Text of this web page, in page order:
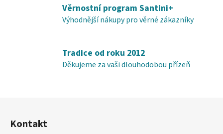
k
y
v
p
i
s
Věrnostní program Santini+
Výhodnější nákupy pro věrné zákazníky
Tradice od roku 2012
Děkujeme za vaši dlouhodobou přízeň
Kontakt